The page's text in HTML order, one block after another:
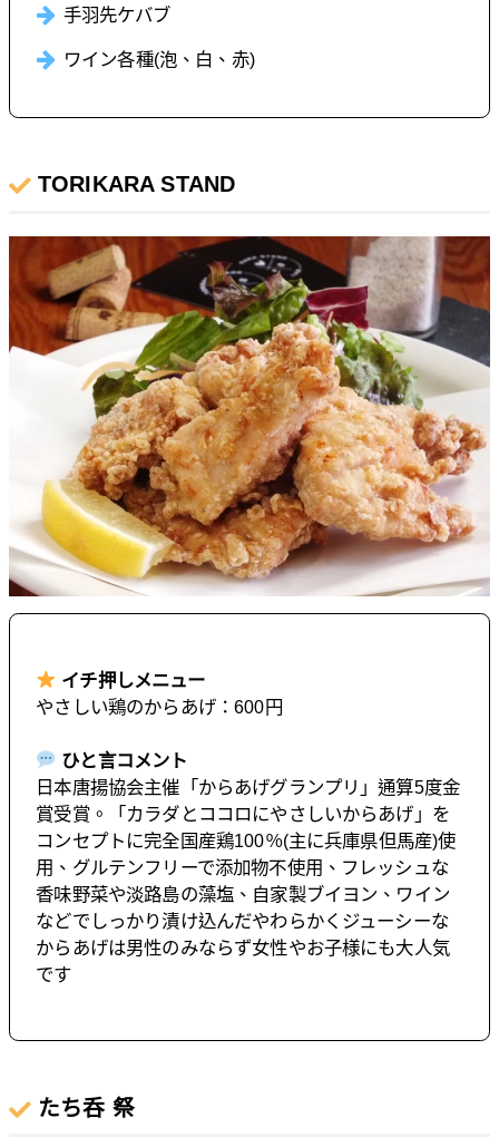
手羽先ケバブ
ワイン各種(泡、白、赤)
TORIKARA STAND
イチ押しメニュー
やさしい鶏のからあげ：600円
ひと言コメント
日本唐揚協会主催「からあげグランプリ」通算5度金
賞受賞。「カラダとココロにやさしいからあげ」を
コンセプトに完全国産鶏100％(主に兵庫県但馬産)使
用、グルテンフリーで添加物不使用、フレッシュな
香味野菜や淡路島の藻塩、自家製ブイヨン、ワイン
などでしっかり漬け込んだやわらかくジューシーな
からあげは男性のみならず女性やお子様にも大人気
です
たち呑 祭